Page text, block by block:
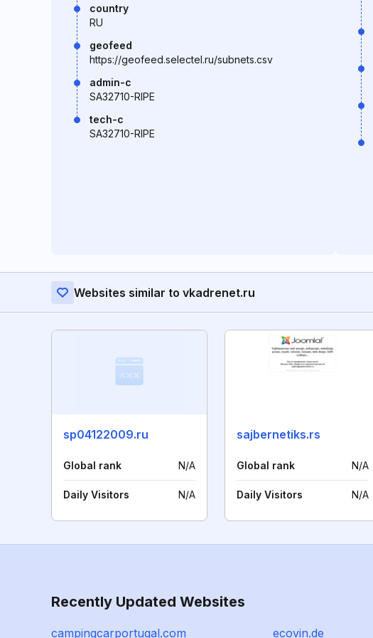
country
RU
geofeed
https://geofeed.selectel.ru/subnets.csv
admin-c
SA32710-RIPE
tech-c
SA32710-RIPE
Websites similar to vkadrenet.ru
sp04122009.ru
Global rank N/A
Daily Visitors N/A
sajbernetiks.rs
Global rank N/A
Daily Visitors N/A
Recently Updated Websites
campingcarportugal.com ecovin.de